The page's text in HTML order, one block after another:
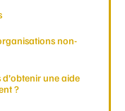
non-
une aide
?